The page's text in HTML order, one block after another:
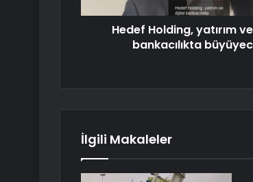
Hedef Holding, yatırım
bankacılıkta
İlgili Makaleler